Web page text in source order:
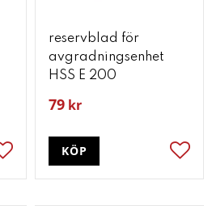
Lägg till i favoriter
reservblad för
avgradningsenhet
HSS E 200
79 kr
KÖP